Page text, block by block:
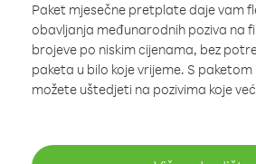
Paket mjesečne pretplate daje vam
obavljanja međunarodnih poziva na
brojeve po niskim cijenama, bez
paketa u bilo koje vrijeme. S
možete uštedjeti na pozivima koje